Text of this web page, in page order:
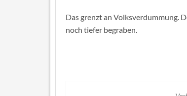
Das grenzt an Volksverdummung.
noch tiefer begraben.